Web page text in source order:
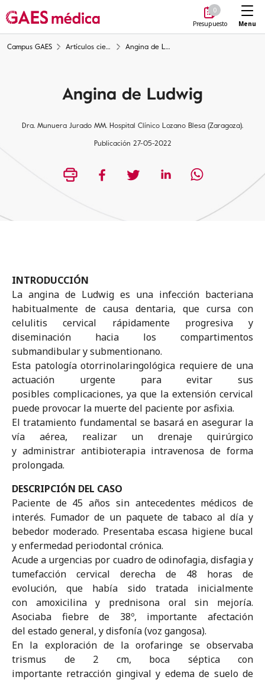
0
Presupuesto Menu
Campus GAES Artículos científicos Angina de Ludwig
Angina de Ludwig
Dra. Munuera Jurado MM. Hospital Clínico Lozano Blesa (Zaragoza).
Publicación 27-05-2022
INTRODUCCIÓN
La angina de Ludwig es una infección bacteriana
habitualmente de causa dentaria, que cursa con
celulitis cervical rápidamente progresiva y
diseminación hacia los compartimentos
submandibular y submentionano.
Esta patología otorrinolaringológica requiere de una
actuación urgente para evitar sus
posibles complicaciones, ya que la extensión cervical
puede provocar la muerte del paciente por asfixia.
El tratamiento fundamental se basará en asegurar la
vía aérea, realizar un drenaje quirúrgico
y administrar antibioterapia intravenosa de forma
prolongada.
DESCRIPCIÓN DEL CASO
Paciente de 45 años sin antecedentes médicos de
interés. Fumador de un paquete de tabaco al día y
bebedor moderado. Presentaba escasa higiene bucal
y enfermedad periodontal crónica.
Acude a urgencias por cuadro de odinofagia, disfagia y
tumefacción cervical derecha de 48 horas de
evolución, que había sido tratada inicialmente
con amoxicilina y prednisona oral sin mejoría.
Asociaba fiebre de 38º, importante afectación
del estado general, y disfonía (voz gangosa).
En la exploración de la orofaringe se observaba
trismus de 2 cm, boca séptica con
importante retracción gingival y edema de suelo de